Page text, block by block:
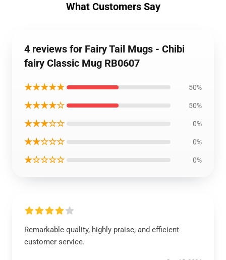
What Customers Say
4 reviews for Fairy Tail Mugs - Chibi
fairy Classic Mug RB0607
★★★★★ 50%
★★★★☆ 50%
★★★☆☆ 0%
★★☆☆☆ 0%
★☆☆☆☆ 0%
Remarkable quality, highly praise, and efficient
customer service.